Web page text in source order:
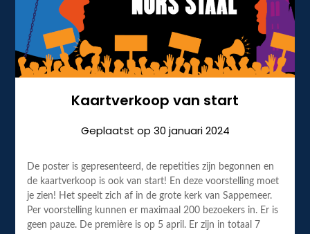
Kaartverkoop van start
Geplaatst op 30 januari 2024
De poster is gepresenteerd, de repetities zijn begonnen en
de kaartverkoop is ook van start! En deze voorstelling moet
je zien! Het speelt zich af in de grote kerk van Sappemeer.
Per voorstelling kunnen er maximaal 200 bezoekers in. Er is
geen pauze. De première is op 5 april. Er zijn in totaal 7